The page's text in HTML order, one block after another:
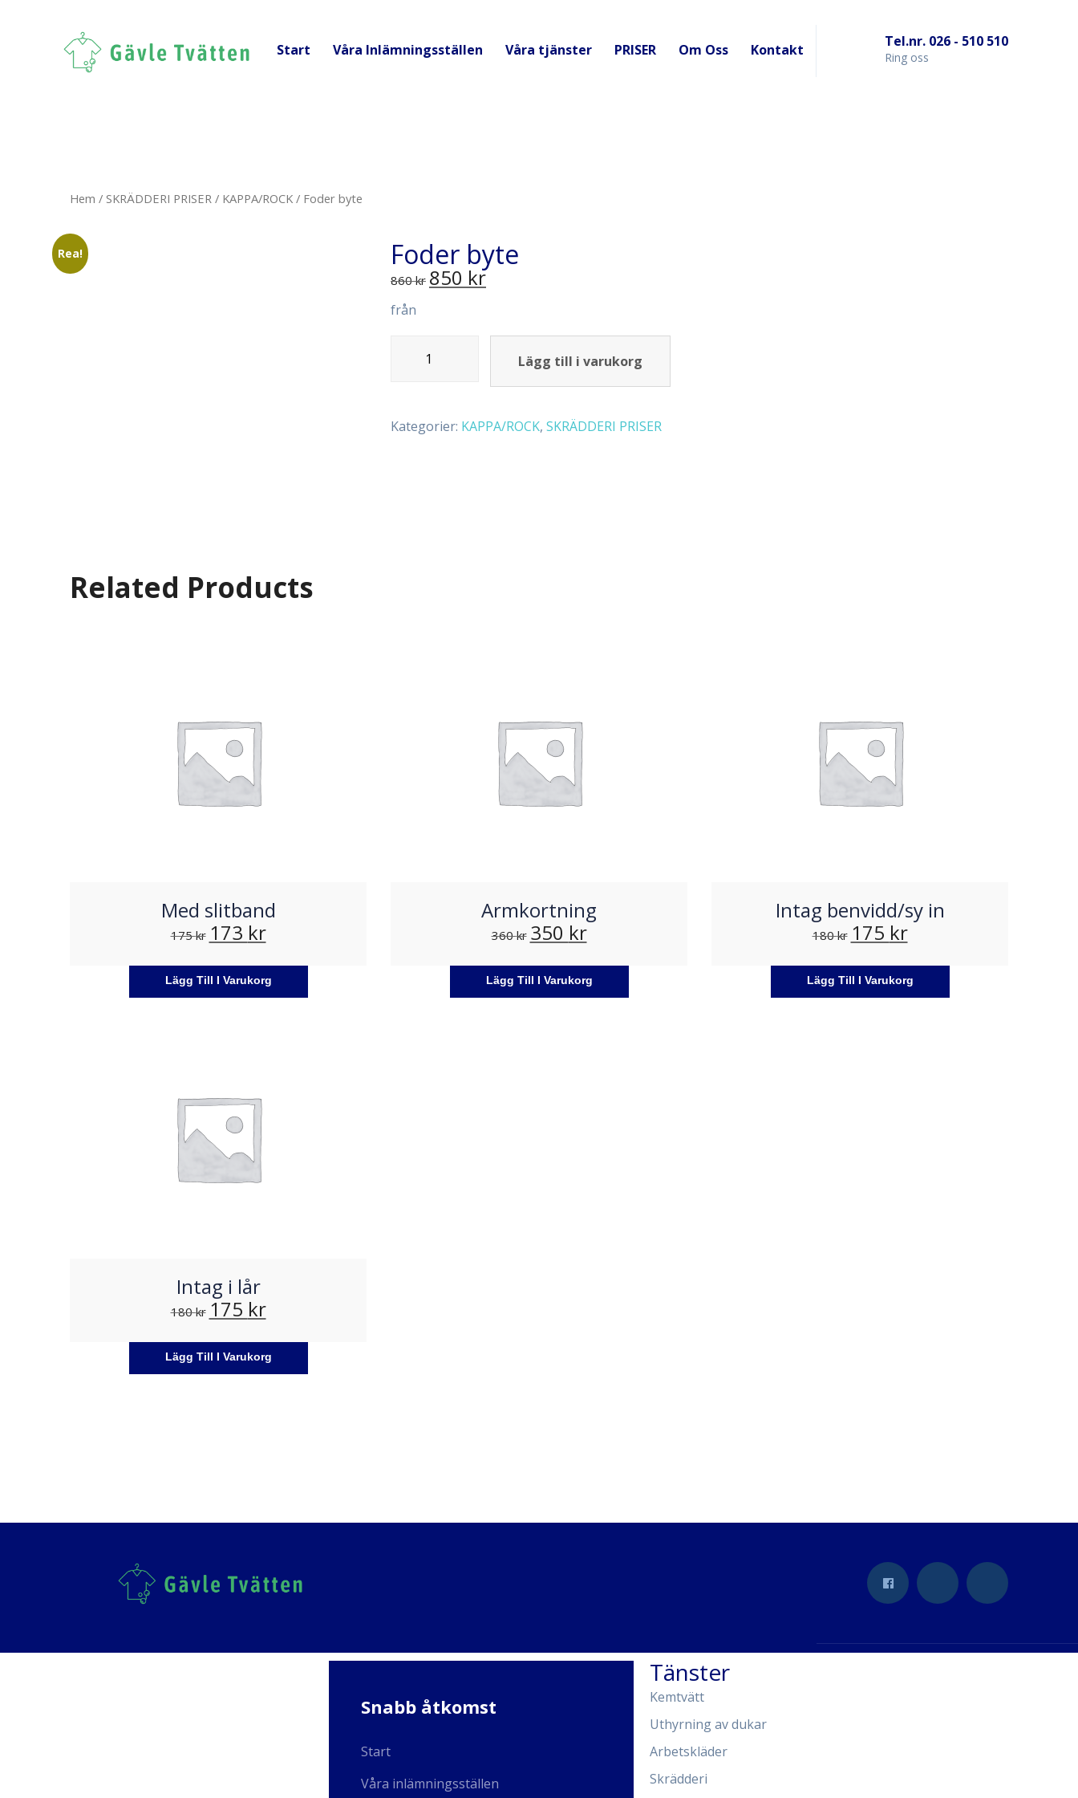
Start Våra Inlämningsställen Våra tjänster PRISER Om Oss Kontakt Tel.nr. 026 - 510 510
Ring oss
Hem / SKRÄDDERI PRISER / KAPPA/ROCK / Foder byte
Rea! Foder byte
860kr 850 kr
från
Lägg till i varukorg
Kategorier: KAPPA/ROCK, SKRÄDDERI PRISER
Related Products
Med slitband
175kr 173 kr
Lägg Till I Varukorg
Armkortning
360kr 350 kr
Lägg Till I Varukorg
Intag benvidd/sy in
180kr 175 kr
Lägg Till I Varukorg
Intag i lår
180kr 175 kr
Lägg Till I Varukorg
Snabb åtkomst
Start
Våra inlämningsställen
Tänster
Kemtvätt
Uthyrning av dukar
Arbetskläder
Skrädderi